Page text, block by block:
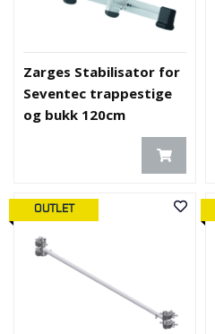
Zarges Stabilisator for
Seventec trappestige
og bukk 120cm
OUTLET